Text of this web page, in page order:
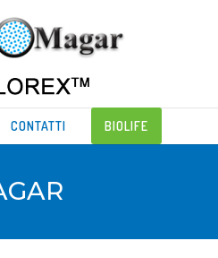
CONTATTI BIOLIFE